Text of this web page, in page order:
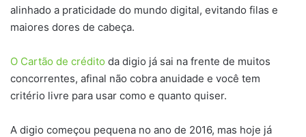
alinhado a praticidade do mundo digital, evitando filas e
maiores dores de cabeça.
O Cartão de crédito da digio já sai na frente de muitos
concorrentes, afinal não cobra anuidade e você tem
critério livre para usar como e quanto quiser.
A digio começou pequena no ano de 2016, mas hoje já